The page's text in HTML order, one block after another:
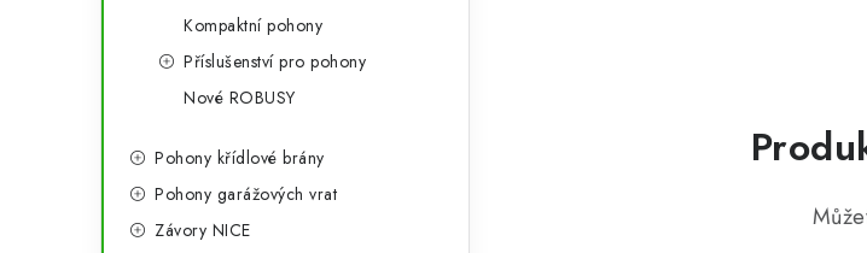
Kompaktní pohony
Příslušenství pro pohony
Nové ROBUSY
Pohony křídlové brány
Pohony garážových vrat
Závory NICE